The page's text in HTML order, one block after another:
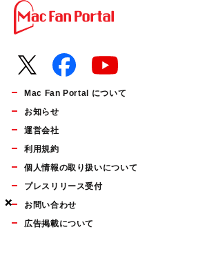
×
×
×
Mac Fan Portal について
お知らせ
運営会社
利用規約
個人情報の取り扱いについて
プレスリリース受付
お問い合わせ
広告掲載について